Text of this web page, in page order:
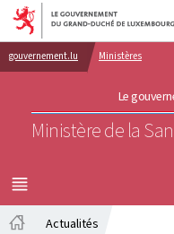
Aller au
Aller
gouvernement.lu Ministères
Le
Ministère de la
MENU
PRINCIPAL
Actualités